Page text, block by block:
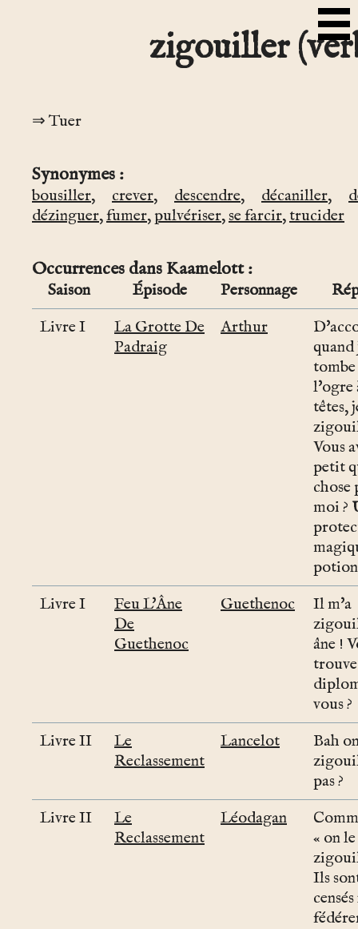
zigouiller
Tuer
Synonymes
bousiller, crever, descendre, décaniller,
dézinguer,fumer,pulvériser,se farcir,trucider
Occurrences dans Kaamelott
Saison Épisode Personnage
Livre I
La Grotte De
Padraig
Arthur
quand
l'ogre
têtes,
Vous
petit
chose
moi ?
Livre I
Feu L'Âne
De
Guethenoc
Guethenoc
Il m'a
âne !
trouve
vous ?
Livre II
Le
Reclassement
Lancelot
Bah
pas ?
Livre II
Le
Reclassement
Léodagan
« on le
Ils